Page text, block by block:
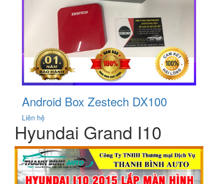
Android Box Zestech DX100
Liên hệ
Hyundai Grand I10